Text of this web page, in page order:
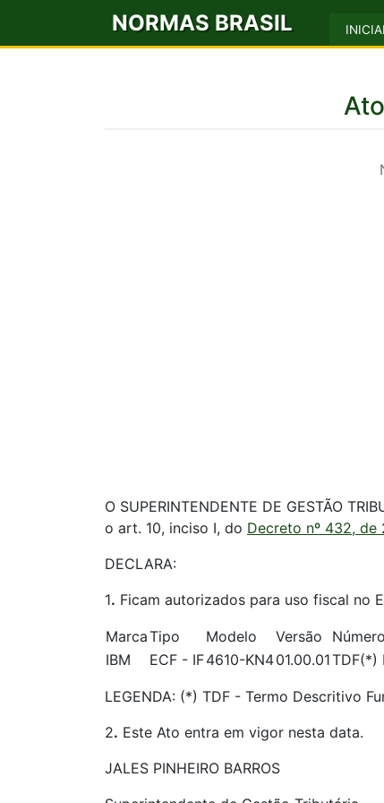
NORMAS BRASIL INICIAL
O SUPERINTENDENTE DE GESTÃO
o art. 10, inciso I, do Decreto nº 432, de
DECLARA:
1. Ficam autorizados para uso fiscal no
MarcaTipo Modelo Versão
IBM
ECF - IF4610-KN401.00.01TDF(*)
LEGENDA: (*) TDF - Termo Descritivo
2. Este Ato entra em vigor nesta data.
JALES PINHEIRO BARROS